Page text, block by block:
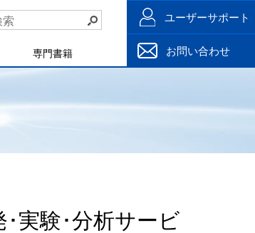
専門書籍
ユーザーサポート
お問い合わせ
実験･分析サービ